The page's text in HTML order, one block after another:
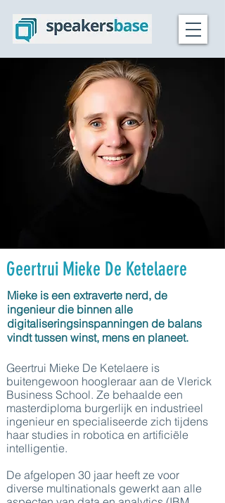
Geertrui Mieke De Ketelaere
Mieke is een extraverte nerd, de
ingenieur die binnen alle
digitaliseringsinspanningen de balans
vindt tussen winst, mens en planeet.
Geertrui Mieke De Ketelaere is
buitengewoon hoogleraar aan de Vlerick
Business School. Ze behaalde een
masterdiploma burgerlijk en industrieel
ingenieur en specialiseerde zich tijdens
haar studies in robotica en artificiële
intelligentie.
De afgelopen 30 jaar heeft ze voor
diverse multinationals gewerkt aan alle